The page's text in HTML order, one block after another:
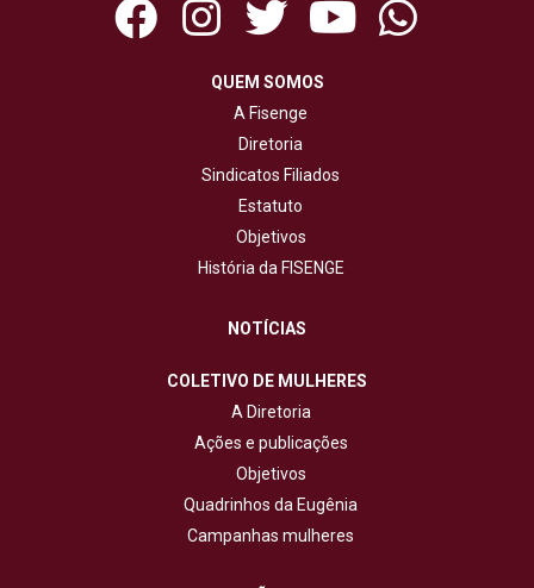
QUEM SOMOS
A Fisenge
Diretoria
Sindicatos Filiados
Estatuto
Objetivos
História da FISENGE
NOTÍCIAS
COLETIVO DE MULHERES
A Diretoria
Ações e publicações
Objetivos
Quadrinhos da Eugênia
Campanhas mulheres